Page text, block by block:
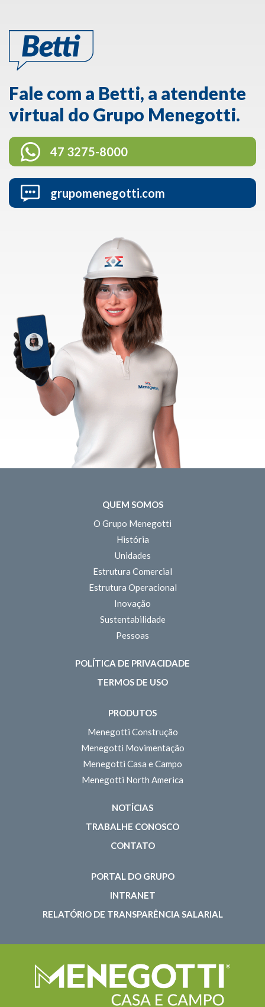
Fale com a Betti, a atendente
virtual do Grupo Menegotti.
47 3275-8000
grupomenegotti.com
QUEM SOMOS
O Grupo Menegotti
História
Unidades
Estrutura Comercial
Estrutura Operacional
Inovação
Sustentabilidade
Pessoas
POLÍTICA DE PRIVACIDADE
TERMOS DE USO
PRODUTOS
Menegotti Construção
Menegotti Movimentação
Menegotti Casa e Campo
Menegotti North America
NOTÍCIAS
TRABALHE CONOSCO
CONTATO
PORTAL DO GRUPO
INTRANET
RELATÓRIO DE TRANSPARÊNCIA SALARIAL